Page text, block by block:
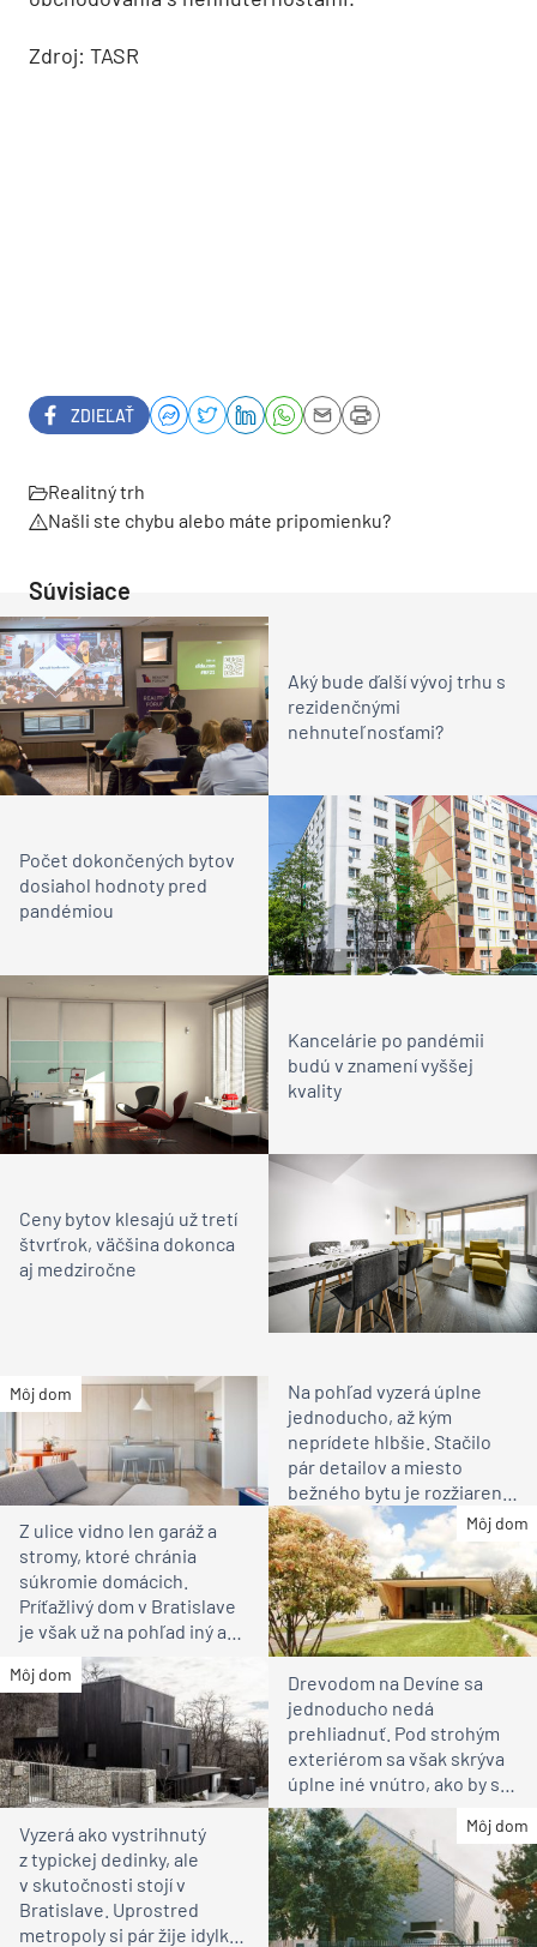
Zdroj: TASR
ZDIEĽAŤ
Realitný trh
Našli ste chybu alebo máte pripomienku?
Súvisiace
Aký bude ďalší vývoj trhu s
rezidenčnými
nehnuteľnosťami?
Počet dokončených bytov
dosiahol hodnoty pred
pandémiou
Kancelárie po pandémii
budú v znamení vyššej
kvality
Ceny bytov klesajú už tretí
štvrťrok, väčšina dokonca
aj medziročne
Môj dom
Na pohľad vyzerá úplne
jednoducho, až kým
neprídete hlbšie. Stačilo
pár detailov a miesto
bežného bytu je rozžiarené
bývanie pre rodinu
Môj dom
Z ulice vidno len garáž a
stromy, ktoré chránia
súkromie domácich.
Príťažlivý dom v Bratislave
je však už na pohľad iný ako
susedia
Môj dom
Drevodom na Devíne sa
jednoducho nedá
prehliadnuť. Pod strohým
exteriérom sa však skrýva
úplne iné vnútro, ako by ste
čakali
Môj dom
Vyzerá ako vystrihnutý
z typickej dedinky, ale
v skutočnosti stojí v
Bratislave. Uprostred
metropoly si pár žije idylku